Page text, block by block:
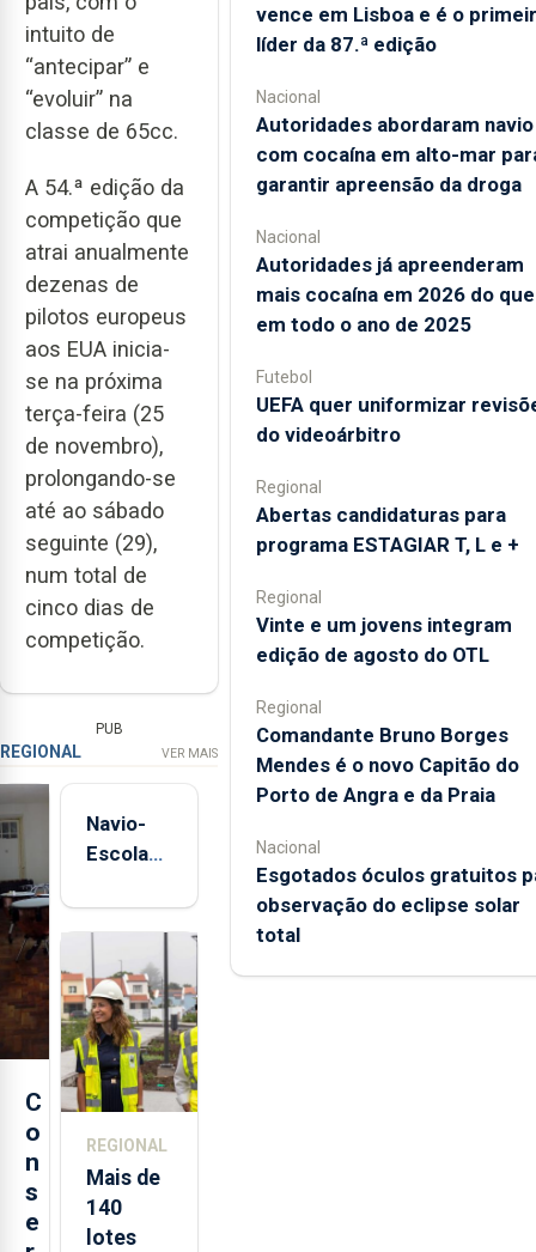
intuito de
“antecipar” e
“evoluir” na
classe de 65cc.
A 54.ª edição da
competição que
atrai anualmente
dezenas de
pilotos europeus
aos EUA inicia-
se na próxima
terça-feira (25
de novembro),
prolongando-se
até ao sábado
seguinte (29),
num total de
cinco dias de
competição.
PUB
REGIONAL VER MAIS
C
o
n
s
e
Navio-
Escola
está de
aos
Açores
REGIONAL
Mais de
140
lotes
vence em Lisboa e é o
líder da 87.ª edição
Nacional
Autoridades abordaram navio
com cocaína em alto-mar
garantir apreensão da droga
Nacional
Autoridades já apreenderam
mais cocaína em 2026 do que
em todo o ano de 2025
Futebol
UEFA quer uniformizar
do videoárbitro
Regional
Abertas candidaturas para
programa ESTAGIAR T, L e +
Regional
Vinte e um jovens integram
edição de agosto do OTL
Regional
Comandante Bruno Borges
Mendes é o novo Capitão do
Porto de Angra e da Praia
Nacional
Esgotados óculos gratuitos
observação do eclipse solar
total